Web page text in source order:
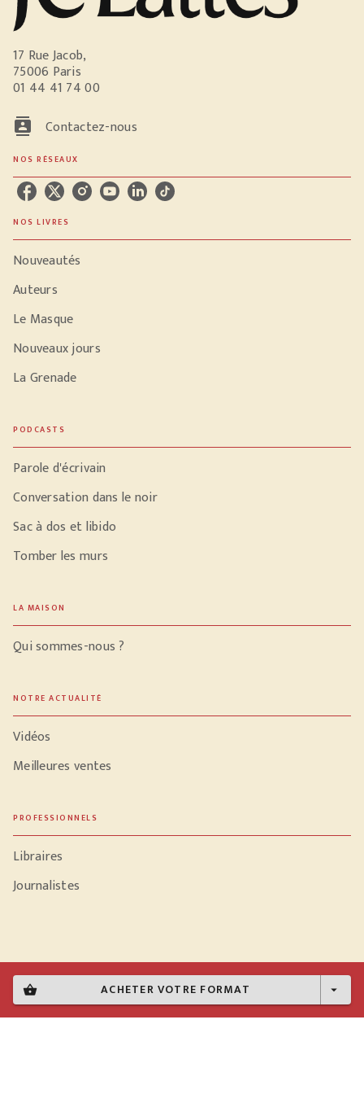
shopping_basket ACHETER VOTRE FORMAT arrow_drop_down
17 Rue Jacob,
75006 Paris
01 44 41 74 00
contacts Contactez-nous
NOS RÉSEAUX
NOS LIVRES
Nouveautés
Auteurs
Le Masque
Nouveaux jours
La Grenade
PODCASTS
Parole d'écrivain
Conversation dans le noir
Sac à dos et libido
Tomber les murs
LA MAISON
Qui sommes-nous ?
NOTRE ACTUALITÉ
Vidéos
Meilleures ventes
PROFESSIONNELS
Libraires
Journalistes
Données personnelles
Paramétrer vos cookies
Mentions légales